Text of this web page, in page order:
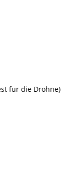
für die Drohne)